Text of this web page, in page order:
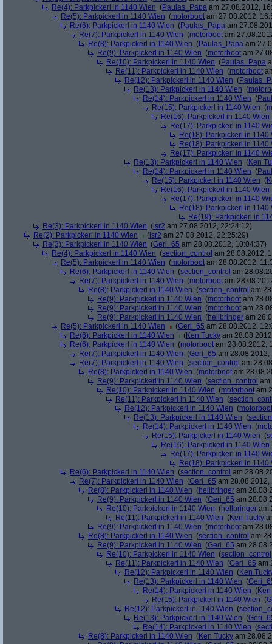
Re(4): Parkpickerl in 1140 Wien (Paulas_Papa am 27.08.2012,
Re(5): Parkpickerl in 1140 Wien (motorboot am 27.08.2012,
Re(6): Parkpickerl in 1140 Wien (Paulas_Papa am
Re(7): Parkpickerl in 1140 Wien (motorboot am
Re(8): Parkpickerl in 1140 Wien (Paulas_Papa am
Re(9): Parkpickerl in 1140 Wien (motorboot am
Re(10): Parkpickerl in 1140 Wien (Paulas_Papa
Re(11): Parkpickerl in 1140 Wien (motorboot
Re(12): Parkpickerl in 1140 Wien (
Re(13): Parkpickerl in 1140 Wien (
Re(14): Parkpickerl in 1140 Wien (
Re(15): Parkpickerl in 1140 Wien (
Re(16): Parkpickerl in 1140 Wien
Re(17): Parkpickerl in 1140
Re(18): Parkpickerl in 1140
Re(18): Parkpickerl in 1140
Re(17): Parkpickerl in 1140
Re(13): Parkpickerl in 1140 Wien (Ken
Re(14): Parkpickerl in 1140 Wien (
Re(15): Parkpickerl in 1140 Wien (
Re(16): Parkpickerl in 1140 Wien
Re(17): Parkpickerl in 1140
Re(18): Parkpickerl in 1140
Re(19): Parkpickerl in
Re(3): Parkpickerl in 1140 Wien ( lsr2 am 27.08.2012, 22:24:12)
Re(2): Parkpickerl in 1140 Wien
( lsr2 am 27.08.2012, 22:25:29)
Re(3): Parkpickerl in 1140 Wien (Geri_65 am 28.08.2012, 10:04:37)
Re(4): Parkpickerl in 1140 Wien (section_control am 28.08.2012,
Re(5): Parkpickerl in 1140 Wien (motorboot am 28.08.2012,
Re(6): Parkpickerl in 1140 Wien (section_control am
Re(7): Parkpickerl in 1140 Wien (motorboot am
Re(8): Parkpickerl in 1140 Wien (section_control am
Re(9): Parkpickerl in 1140 Wien (motorboot am
Re(9): Parkpickerl in 1140 Wien (motorboot am
Re(9): Parkpickerl in 1140 Wien (hellbringer am
Re(5): Parkpickerl in 1140 Wien
(Geri_65 am 28.08.2012,
Re(6): Parkpickerl in 1140 Wien
(Ken Tucky am
Re(6): Parkpickerl in 1140 Wien (motorboot am 28.08.2012,
Re(7): Parkpickerl in 1140 Wien (Geri_65 am 28.08.2012,
Re(7): Parkpickerl in 1140 Wien (section_control am
Re(8): Parkpickerl in 1140 Wien (motorboot am
Re(9): Parkpickerl in 1140 Wien (section_control am
Re(10): Parkpickerl in 1140 Wien (motorboot am
Re(11): Parkpickerl in 1140 Wien (
Re(12): Parkpickerl in 1140 Wien (motorboot
Re(13): Parkpickerl in 1140 Wien (
Re(14): Parkpickerl in 1140 Wien (
Re(15): Parkpickerl in 1140 Wien (
Re(16): Parkpickerl in 1140 Wien
Re(17): Parkpickerl in 1140
Re(18): Parkpickerl in 1140
Re(6): Parkpickerl in 1140 Wien (section_control am
Re(7): Parkpickerl in 1140 Wien (Geri_65 am 28.08.2012,
Re(8): Parkpickerl in 1140 Wien (hellbringer am
Re(9): Parkpickerl in 1140 Wien (Geri_65 am
Re(10): Parkpickerl in 1140 Wien (hellbringer am
Re(11): Parkpickerl in 1140 Wien (Ken Tucky
Re(9): Parkpickerl in 1140 Wien (motorboot am
Re(8): Parkpickerl in 1140 Wien (section_control am
Re(9): Parkpickerl in 1140 Wien (Geri_65 am
Re(10): Parkpickerl in 1140 Wien (section_control
Re(11): Parkpickerl in 1140 Wien (Geri_65 am
Re(12): Parkpickerl in 1140 Wien (Ken
Re(13): Parkpickerl in 1140 Wien (
Re(14): Parkpickerl in 1140 Wien (
Re(15): Parkpickerl in 1140 Wien (
Re(12): Parkpickerl in 1140 Wien (
Re(13): Parkpickerl in 1140 Wien (
Re(14): Parkpickerl in 1140 Wien (
Re(8): Parkpickerl in 1140 Wien (Ken Tucky am